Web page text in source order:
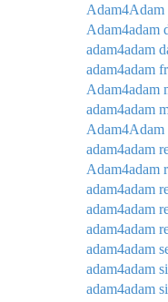
Adam4Adam
Adam4adam
adam4adam
adam4adam
Adam4adam
adam4adam
Adam4Adam
adam4adam
Adam4adam
adam4adam
adam4adam
adam4adam
adam4adam
adam4adam
adam4adam